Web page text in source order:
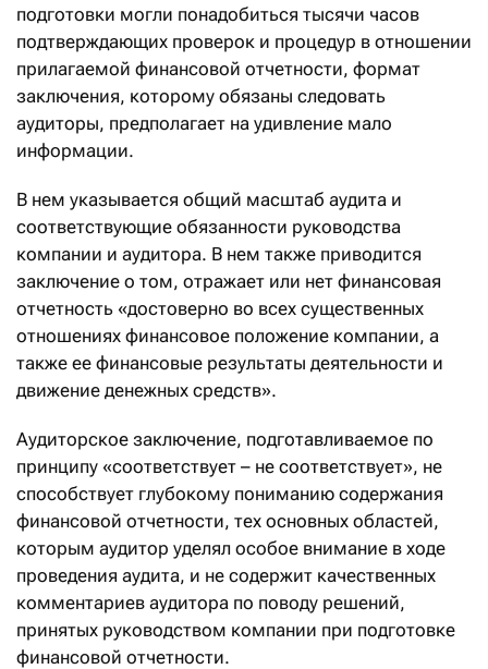
подготовки могли понадобиться тысячи часов
подтверждающих проверок и процедур в отношении
прилагаемой финансовой отчетности, формат
заключения, которому обязаны следовать
аудиторы, предполагает на удивление мало
информации.
В нем указывается общий масштаб аудита и
соответствующие обязанности руководства
компании и аудитора. В нем также приводится
заключение о том, отражает или нет финансовая
отчетность «достоверно во всех существенных
отношениях финансовое положение компании, а
также ее финансовые результаты деятельности и
движение денежных средств».
Аудиторское заключение, подготавливаемое по
принципу «соответствует – не соответствует», не
способствует глубокому пониманию содержания
финансовой отчетности, тех основных областей,
которым аудитор уделял особое внимание в ходе
проведения аудита, и не содержит качественных
комментариев аудитора по поводу решений,
принятых руководством компании при подготовке
финансовой отчетности.